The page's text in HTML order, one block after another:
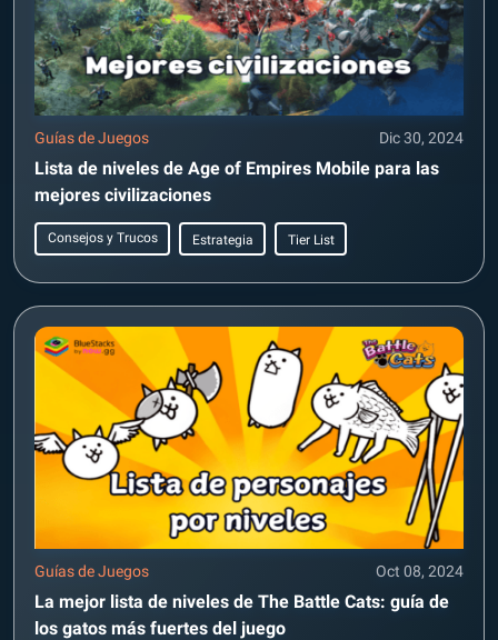
Guías de Juegos Dic 30, 2024
Lista de niveles de Age of Empires Mobile para las
mejores civilizaciones
Consejos y Trucos Estrategia Tier List
Guías de Juegos Oct 08, 2024
La mejor lista de niveles de The Battle Cats: guía de
los gatos más fuertes del juego